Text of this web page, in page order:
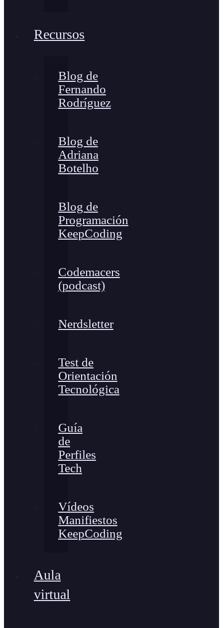
Recursos
Blog de
Fernando
Rodríguez
Blog de
Adriana
Botelho
Blog de
Programación
KeepCoding
Codemacers
(podcast)
Nerdsletter
Test de
Orientación
Tecnológica
Guía
de
Perfiles
Tech
Vídeos
Manifiestos
KeepCoding
Aula
virtual